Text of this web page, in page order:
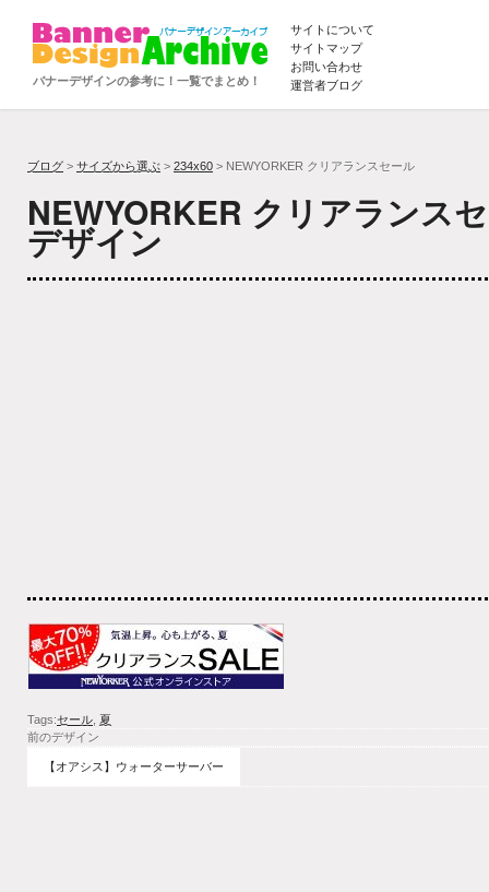
バナーデザインの参考に！一覧でまとめ！
サイトについて
サイトマップ
お問い合わせ
運営者ブログ
ブログ > サイズから選ぶ > 234x60 > NEWYORKER クリアランスセール
NEWYORKER クリアランス
デザイン
Tags:セール 夏
前のデザイン
【オアシス】ウォーターサーバー